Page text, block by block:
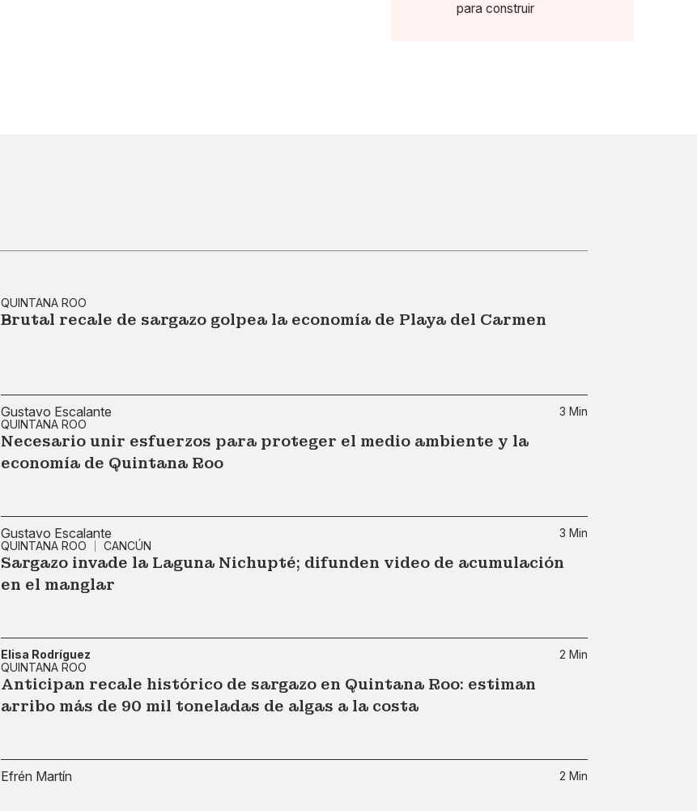
para construir
QUINTANA ROO
Brutal recale de sargazo golpea la economía de Playa del Carmen
Gustavo Escalante
3 Min
QUINTANA ROO
Necesario unir esfuerzos para proteger el medio ambiente y la
economía de Quintana Roo
Gustavo Escalante
3 Min
QUINTANA ROO
CANCÚN
Sargazo invade la Laguna Nichupté; difunden video de acumulación
en el manglar
Elisa Rodríguez
2 Min
QUINTANA ROO
Anticipan recale histórico de sargazo en Quintana Roo: estiman
arribo más de 90 mil toneladas de algas a la costa
Efrén Martín 2 Min